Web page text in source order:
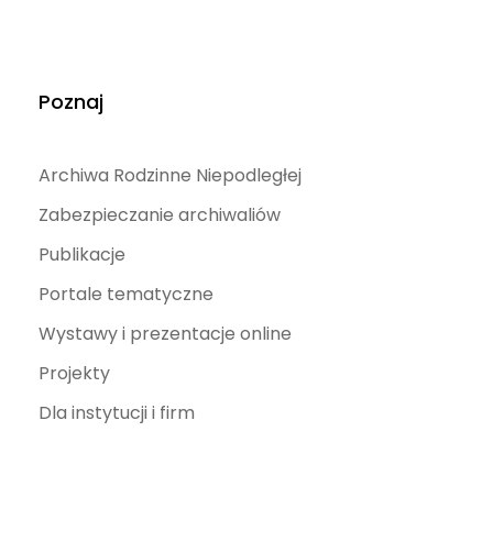
Poznaj
Archiwa Rodzinne Niepodległej
Zabezpieczanie archiwaliów
Publikacje
Portale tematyczne
Wystawy i prezentacje online
Projekty
Dla instytucji i firm